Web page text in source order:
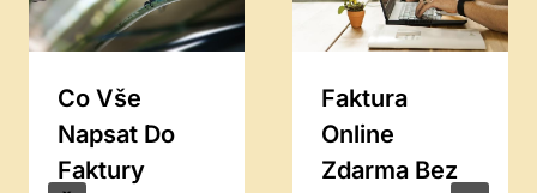
Co Vše
Napsat Do
Faktury
Faktura
Online
Zdarma Bez